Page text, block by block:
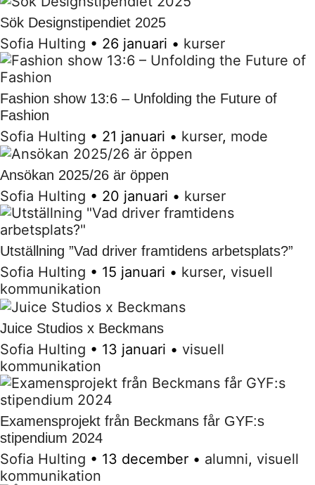
Sök Designstipendiet 2025
Sofia Hulting • 26 januari • kurser
Fashion show 13:6 – Unfolding the Future of
Fashion
Sofia Hulting • 21 januari • kurser, mode
Ansökan 2025/26 är öppen
Sofia Hulting • 20 januari • kurser
Utställning ”Vad driver framtidens arbetsplats?”
Sofia Hulting • 15 januari • kurser, visuell
kommunikation
Juice Studios x Beckmans
Sofia Hulting • 13 januari • visuell
kommunikation
Examensprojekt från Beckmans får GYF:s
stipendium 2024
Sofia Hulting • 13 december • alumni, visuell
kommunikation